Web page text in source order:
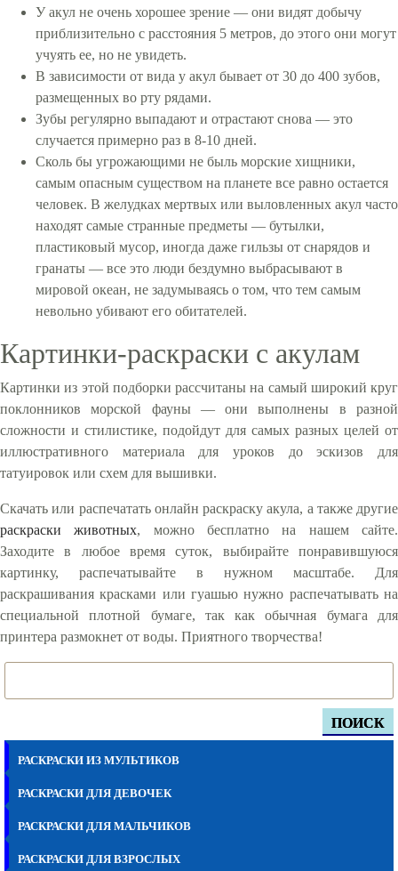
ПОИСК
РАСКРАСКИ ИЗ МУЛЬТИКОВ
РАСКРАСКИ ДЛЯ ДЕВОЧЕК
РАСКРАСКИ ДЛЯ МАЛЬЧИКОВ
РАСКРАСКИ ДЛЯ ВЗРОСЛЫХ
У акул не очень хорошее зрение — они видят добычу
приблизительно с расстояния 5 метров, до этого они могут
учуять ее, но не увидеть.
В зависимости от вида у акул бывает от 30 до 400 зубов,
размещенных во рту рядами.
Зубы регулярно выпадают и отрастают снова — это
случается примерно раз в 8-10 дней.
Сколь бы угрожающими не быль морские хищники,
самым опасным существом на планете все равно остается
человек. В желудках мертвых или выловленных акул часто
находят самые странные предметы — бутылки,
пластиковый мусор, иногда даже гильзы от снарядов и
гранаты — все это люди бездумно выбрасывают в
мировой океан, не задумываясь о том, что тем самым
невольно убивают его обитателей.
Картинки-раскраски с акулам
Картинки из этой подборки рассчитаны на самый широкий круг
поклонников морской фауны — они выполнены в разной
сложности и стилистике, подойдут для самых разных целей от
иллюстративного материала для уроков до эскизов для
татуировок или схем для вышивки.
Скачать или распечатать онлайн раскраску акула, а также другие
раскраски животных, можно бесплатно на нашем сайте.
Заходите в любое время суток, выбирайте понравившуюся
картинку, распечатывайте в нужном масштабе. Для
раскрашивания красками или гуашью нужно распечатывать на
специальной плотной бумаге, так как обычная бумага для
принтера размокнет от воды. Приятного творчества!